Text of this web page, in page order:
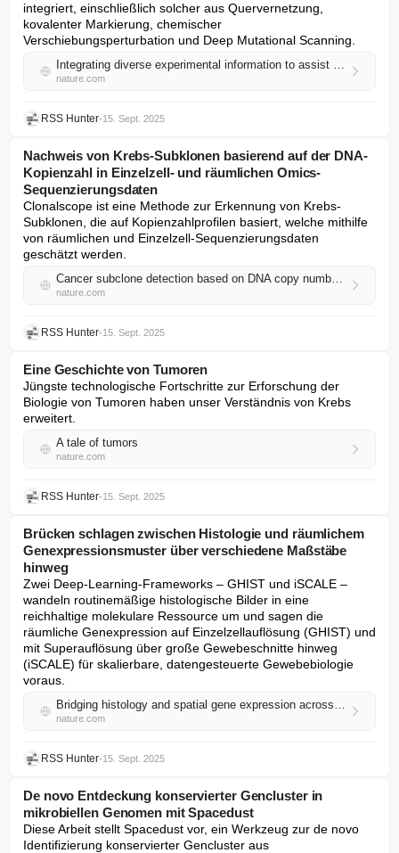
integriert, einschließlich solcher aus Quervernetzung,
kovalenter Markierung, chemischer
Verschiebungsperturbation und Deep Mutational Scanning.
Integrating diverse experimental information to assist protein complex structure prediction by GRASP
nature.com
RSS Hunter•15. Sept. 2025
Nachweis von Krebs-Subklonen basierend auf der DNA-
Kopienzahl in Einzelzell- und räumlichen Omics-
Sequenzierungsdaten
Clonalscope ist eine Methode zur Erkennung von Krebs-
Subklonen, die auf Kopienzahlprofilen basiert, welche mithilfe
von räumlichen und Einzelzell-Sequenzierungsdaten
geschätzt werden.
Cancer subclone detection based on DNA copy number in single-cell and spatial omic sequencing data
nature.com
RSS Hunter•15. Sept. 2025
Eine Geschichte von Tumoren
Jüngste technologische Fortschritte zur Erforschung der
Biologie von Tumoren haben unser Verständnis von Krebs
erweitert.
A tale of tumors
nature.com
RSS Hunter•15. Sept. 2025
Brücken schlagen zwischen Histologie und räumlichem
Genexpressionsmuster über verschiedene Maßstäbe
hinweg
Zwei Deep-Learning-Frameworks – GHIST und iSCALE –
wandeln routinemäßige histologische Bilder in eine
reichhaltige molekulare Ressource um und sagen die
räumliche Genexpression auf Einzelzellauflösung (GHIST) und
mit Superauflösung über große Gewebeschnitte hinweg
(iSCALE) für skalierbare, datengesteuerte Gewebebiologie
voraus.
Bridging histology and spatial gene expression across scales
nature.com
RSS Hunter•15. Sept. 2025
De novo Entdeckung konservierter Gencluster in
mikrobiellen Genomen mit Spacedust
Diese Arbeit stellt Spacedust vor, ein Werkzeug zur de novo
Identifizierung konservierter Gencluster aus